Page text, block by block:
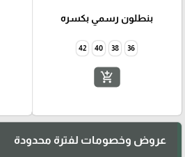
بنطلون رسمي بكسره
36
38
40
42
add_shopping_cart
عروض وخصومات لفترة محدودة